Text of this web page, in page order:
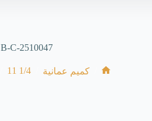
B-C-2510047
كميم عمانية 1/4 11